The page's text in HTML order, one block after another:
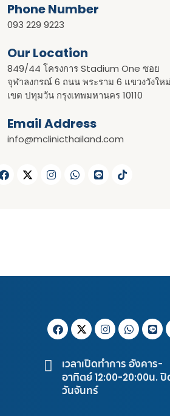
Phone Number
093 229 9223
Our Location​​
849/44 โครงการ Stadium One ซอย
จุฬาลงกรณ์ 6 ถนน พระราม 6 แขวงวังใหม่
เขต ปทุมวัน กรุงเทพมหานคร 10110
Email Address
info@mclinicthailand.com
เวลาเปิดทำการ อังคาร-
อาทิตย์ 12:00-20:00น.
วันจันทร์